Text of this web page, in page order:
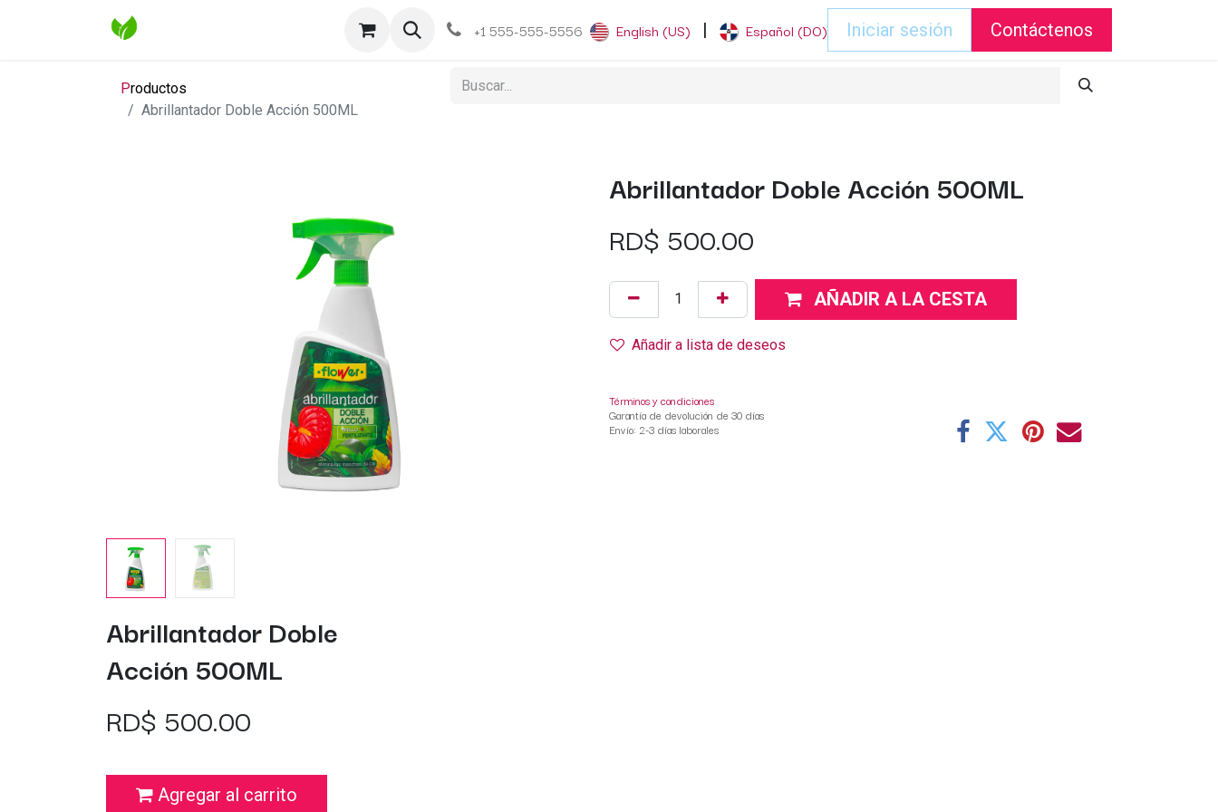
Contáctenos Blog +1 555-555-5556 English (US) | Español (DO) Iniciar sesión Contáctenos
Productos
Abrillantador Doble Acción 500ML
Abrillantador Doble Acción 500ML
RD$ 500.00
AÑADIR A LA CESTA
Añadir a lista de deseos
Términos y condiciones
Garantía de devolución de 30 días
Envío: 2-3 días laborales
Abrillantador Doble
Acción 500ML
RD$ 500.00
Agregar al carrito